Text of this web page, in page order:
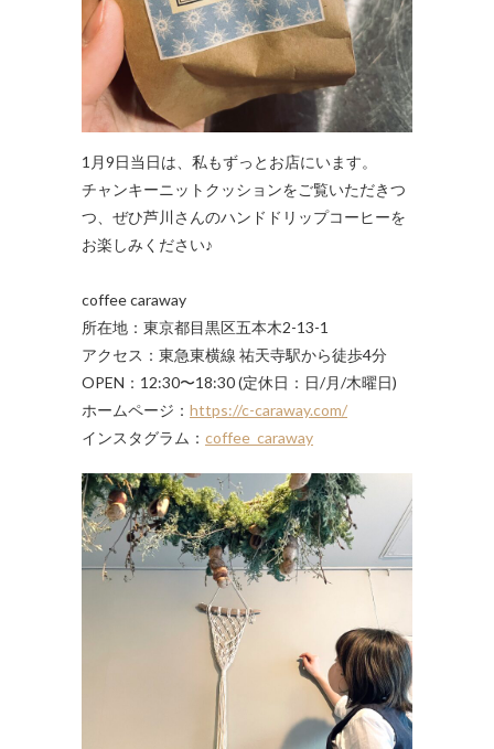
1月9日当日は、私もずっとお店にいます。
チャンキーニットクッションをご覧いただきつ
つ、ぜひ芦川さんのハンドドリップコーヒーを
お楽しみください♪
coffee caraway
所在地：東京都目黒区五本木2-13-1
アクセス：東急東横線 祐天寺駅から徒歩4分
OPEN：12:30〜18:30 (定休日：日/月/木曜日)
ホームページ： https://c-caraway.com/
インスタグラム： coffee_caraway